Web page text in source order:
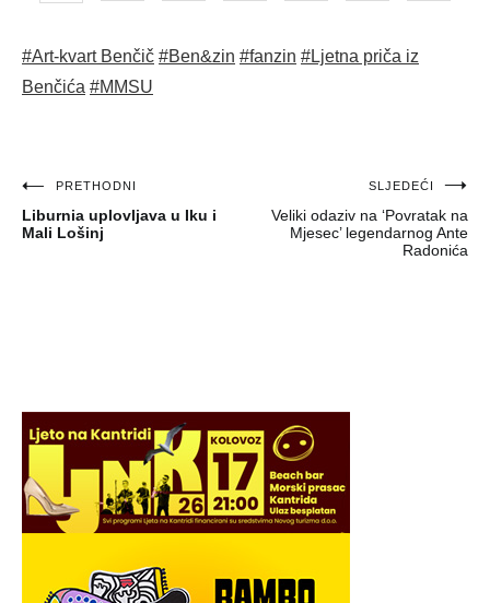
#Art-kvart Benčič #Ben&zin #fanzin #Ljetna priča iz
Benčića #MMSU
Navigacija
objava
PRETHODNI
Liburnia uplovljava u Iku i
Mali Lošinj
SLJEDEĆI
Veliki odaziv na ‘Povratak na
Mjesec’ legendarnog Ante
Radonića